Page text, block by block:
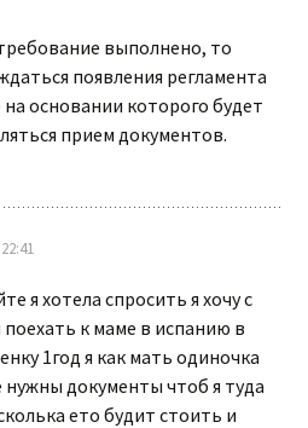
выполнено, то
появления регламента
основании которого будет
прием документов.
я хотела спросить я хочу с
к маме в испанию в
1год я как мать одиночка
нужны документы чтоб я туда
ето будит стоить и